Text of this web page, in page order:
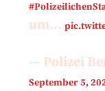
um…
— Polizei
September 5,